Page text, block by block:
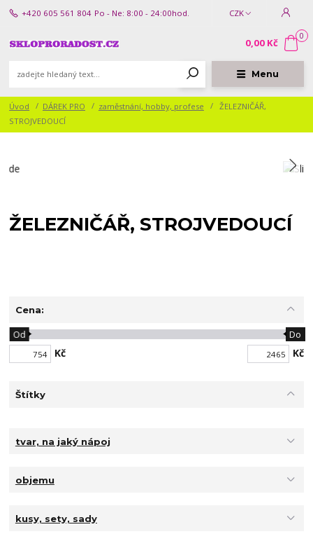
Menu
CZK
+420 605 561 804 Po - Ne: 8:00 - 24:00hod.
0
0,00 Kč
Úvod DÁREK PRO zaměstnání, hobby, profese
ŽELEZNIČÁŘ,
STROJVEDOUCÍ
ŽELEZNIČÁŘ, STROJVEDOUCÍ
Cena:
Kč
Od Do
Kč
Štítky
tvar, na jaký nápoj
objemu
kusy, sety, sady